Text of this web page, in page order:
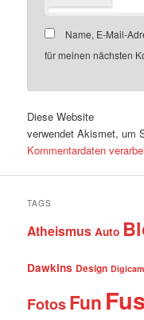
Name, E-Mail-
für meinen nächsten
Diese Website
verwendet Akismet, um
Kommentardaten
TAGS
Atheismus Auto
Dawkins Design Digicam
FotosFun